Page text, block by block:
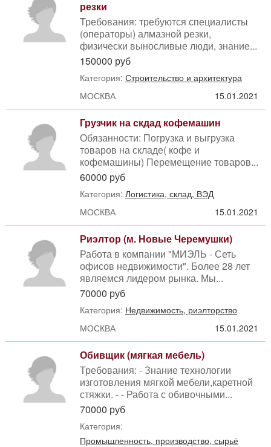
резки
Требования: требуются специалисты
(операторы) алмазной резки,
физически выносливые люди, знание...
150000 руб
Категория: Строительство и архитектура
МОСКВА
15.01.2021
Грузчик на скдад кофемашин
Обязанности: Погрузка и выгрузка
товаров на складе( кофе и
кофемашины) Перемещение товаров...
60000 руб
Категория: Логистика, склад, ВЭД
МОСКВА
15.01.2021
Риэлтор (м. Новые Черемушки)
Работа в компании "МИЭЛЬ - Сеть
офисов недвижимости". Более 28 лет
являемся лидером рынка. Мы...
70000 руб
Категория: Недвижимость, риэлторство
МОСКВА
15.01.2021
Обивщик (мягкая мебель)
Требования: - Знание технологии
изготовления мягкой мебели,каретной
стяжки. - - Работа с обивочными...
70000 руб
Категория:
Промышленность, производство, сырьё